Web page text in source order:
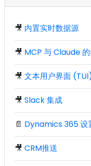
🎥 内置实时数据源
🎥 MCP 与 Claude
🎥 文本用户界面
🎥 Slack 集成
📄 Dynamics 365 设
🎥 CRM推送